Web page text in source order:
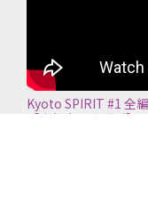
Kyoto SPIRIT #1 全
【京都商工会議所】